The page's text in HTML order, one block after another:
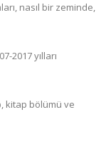
nasıl bir zeminde,
2017 yılları
kitap bölümü ve